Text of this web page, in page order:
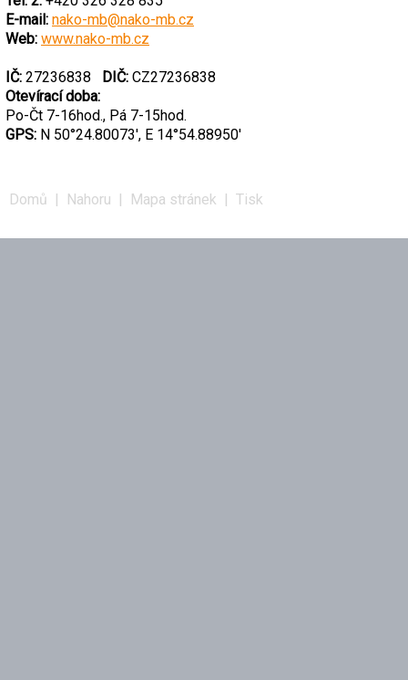
E-mail: nako-mb@nako-mb.cz
Web: www.nako-mb.cz
IČ: 27236838 DIČ: CZ27236838
Otevírací doba:
Po-Čt 7-16hod., Pá 7-15hod.
GPS: N 50°24.80073', E 14°54.88950'
Domů | Nahoru | Mapa stránek | Tisk